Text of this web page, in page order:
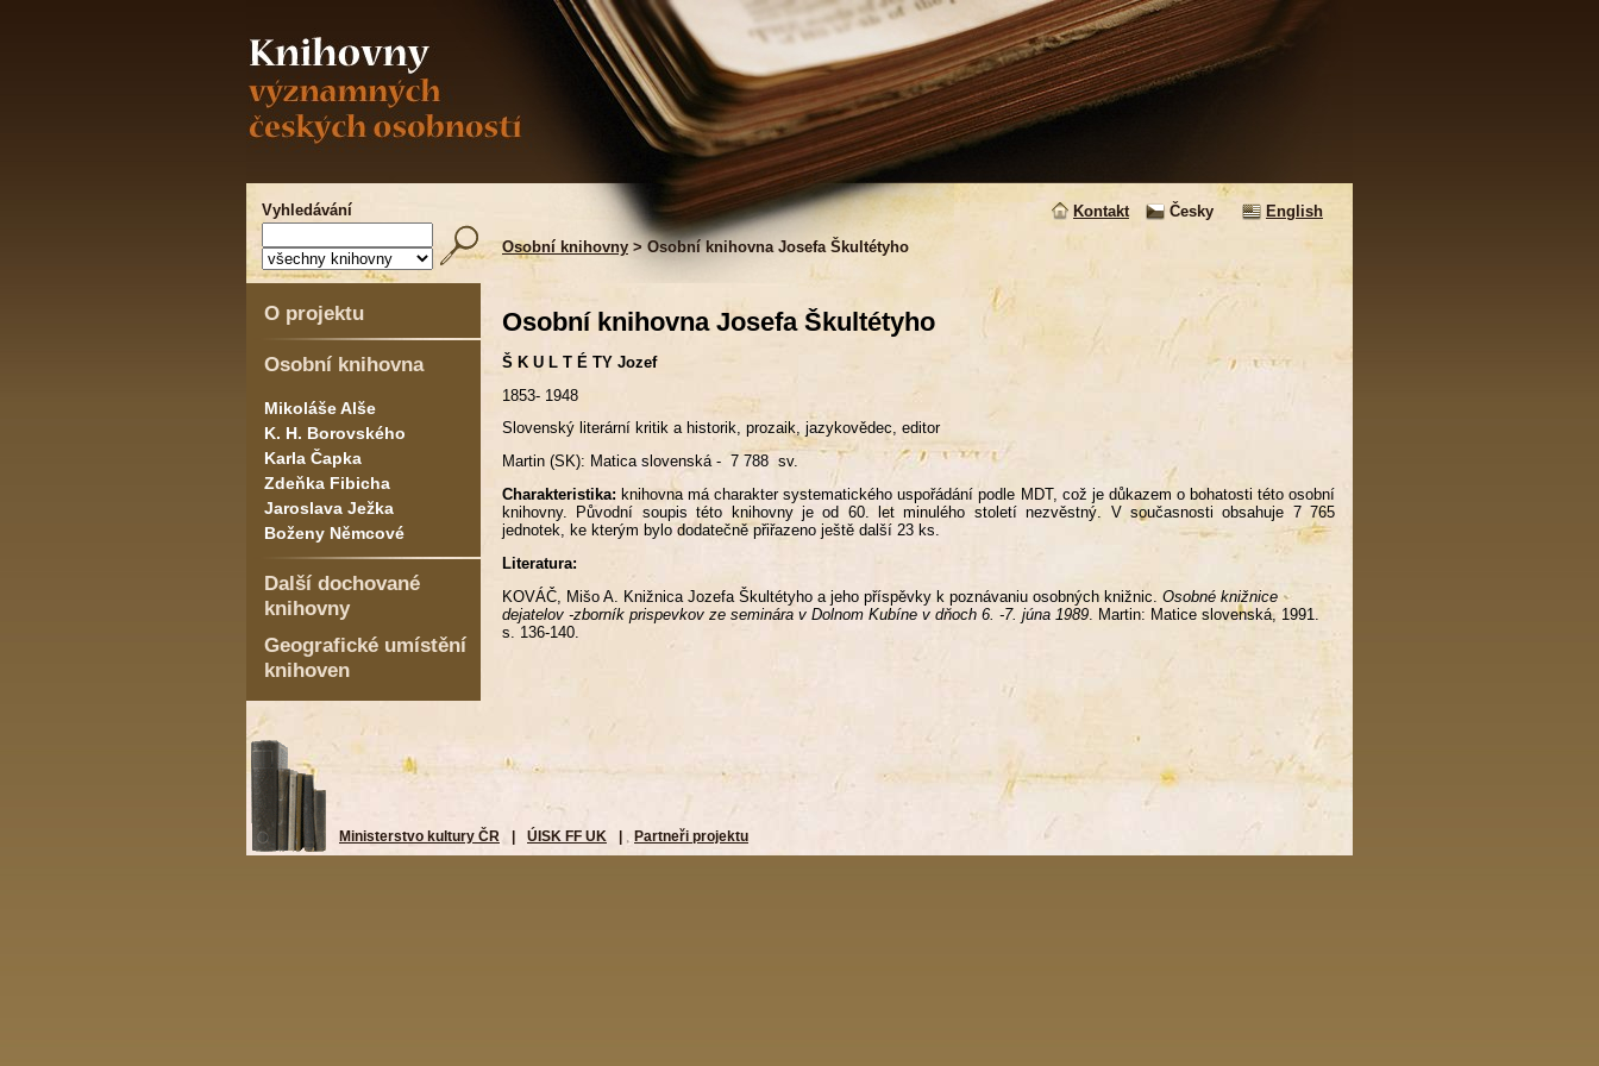
Vyhledávání Kontakt Česky
English
Osobní knihovny > Osobní knihovna Josefa Škultétyho
O projektu
Osobní knihovna
Mikoláše Alše
K. H. Borovského
Karla Čapka
Zdeňka Fibicha
Jaroslava Ježka
Boženy Němcové
Další dochované
knihovny
Geografické umístění
knihoven
Osobní knihovna Josefa Škultétyho
Š K U L T É TY Jozef
1853- 1948
Slovenský literární kritik a historik, prozaik, jazykovědec, editor
Martin (SK): Matica slovenská - 7 788 sv.
Charakteristika: knihovna má charakter systematického uspořádání podle MDT, což je důkazem o bohatosti této osobní
knihovny. Původní soupis této knihovny je od 60. let minulého století nezvěstný. V současnosti obsahuje 7 765
jednotek, ke kterým bylo dodatečně přiřazeno ještě další 23 ks.
Literatura:
KOVÁČ, Mišo A. Knižnica Jozefa Škultétyho a jeho příspěvky k poznávaniu osobných knižnic. Osobné knižnice
dejatelov -zborník prispevkov ze seminára v Dolnom Kubíne v dňoch 6. -7. júna 1989 . Martin: Matice slovenská, 1991.
s. 136-140.
Ministerstvo kultury ČR ÚISK FF UK Partneři projektu